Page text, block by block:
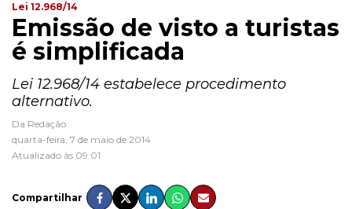
Lei 12.968/14
Emissão de visto a turistas
é simplificada
Lei 12.968/14 estabelece procedimento
alternativo.
Da Redação
quarta-feira, 7 de maio de 2014
Atualizado às 09:01
Compartilhar